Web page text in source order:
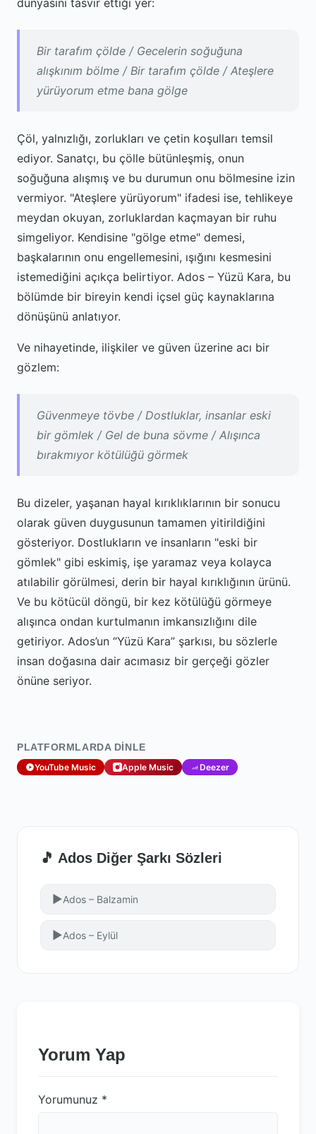
dünyasını tasvir ettiği yer:
Bir tarafım çölde / Gecelerin soğuğuna
alışkınım bölme / Bir tarafım çölde / Ateşlere
yürüyorum etme bana gölge
Çöl, yalnızlığı, zorlukları ve çetin koşulları temsil
ediyor. Sanatçı, bu çölle bütünleşmiş, onun
soğuğuna alışmış ve bu durumun onu bölmesine izin
vermiyor. "Ateşlere yürüyorum" ifadesi ise, tehlikeye
meydan okuyan, zorluklardan kaçmayan bir ruhu
simgeliyor. Kendisine "gölge etme" demesi,
başkalarının onu engellemesini, ışığını kesmesini
istemediğini açıkça belirtiyor. Ados – Yüzü Kara, bu
bölümde bir bireyin kendi içsel güç kaynaklarına
dönüşünü anlatıyor.
Ve nihayetinde, ilişkiler ve güven üzerine acı bir
gözlem:
Güvenmeye tövbe / Dostluklar, insanlar eski
bir gömlek / Gel de buna sövme / Alışınca
bırakmıyor kötülüğü görmek
Bu dizeler, yaşanan hayal kırıklıklarının bir sonucu
olarak güven duygusunun tamamen yitirildiğini
gösteriyor. Dostlukların ve insanların "eski bir
gömlek" gibi eskimiş, işe yaramaz veya kolayca
atılabilir görülmesi, derin bir hayal kırıklığının ürünü.
Ve bu kötücül döngü, bir kez kötülüğü görmeye
alışınca ondan kurtulmanın imkansızlığını dile
getiriyor. Ados’un “Yüzü Kara” şarkısı, bu sözlerle
insan doğasına dair acımasız bir gerçeği gözler
önüne seriyor.
PLATFORMLARDA DINLE
YouTube Music Apple Music Deezer
🎵 Ados Diğer Şarkı Sözleri
▶Ados – Balzamin
▶Ados – Eylül
Yorum Yap
Yorumunuz *